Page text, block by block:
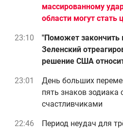
массированному
области могут стать
23:10
"Поможет закончить
Зеленский
решение США
23:01
День больших
пять знаков зодиака
счастливчиками
22:46
Период неудач для